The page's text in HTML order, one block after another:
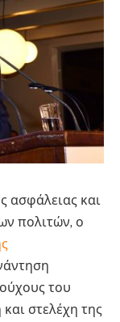
ασφάλειας και
πολιτών, ο
του
στελέχη της